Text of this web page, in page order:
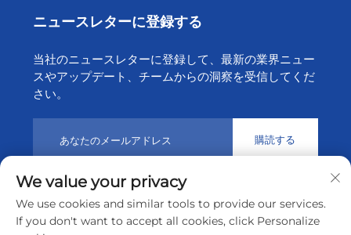
ニュースレターに登録する
当社のニュースレターに登録して、最新の業界ニュー
スやアップデート、チームからの洞察を受信してくだ
さい。
購読する
© 2026 深セン天昇クラウドテクノロジー有限公司
プライバシ
ーポリシー
We value your privacy
We use cookies and similar tools to provide our services.
If you don't want to accept all cookies, click Personalize